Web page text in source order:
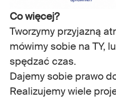
Co więcej?
Tworzymy przyjazną
mówimy sobie na TY,
spędzać czas.
Dajemy sobie prawo
Realizujemy wiele